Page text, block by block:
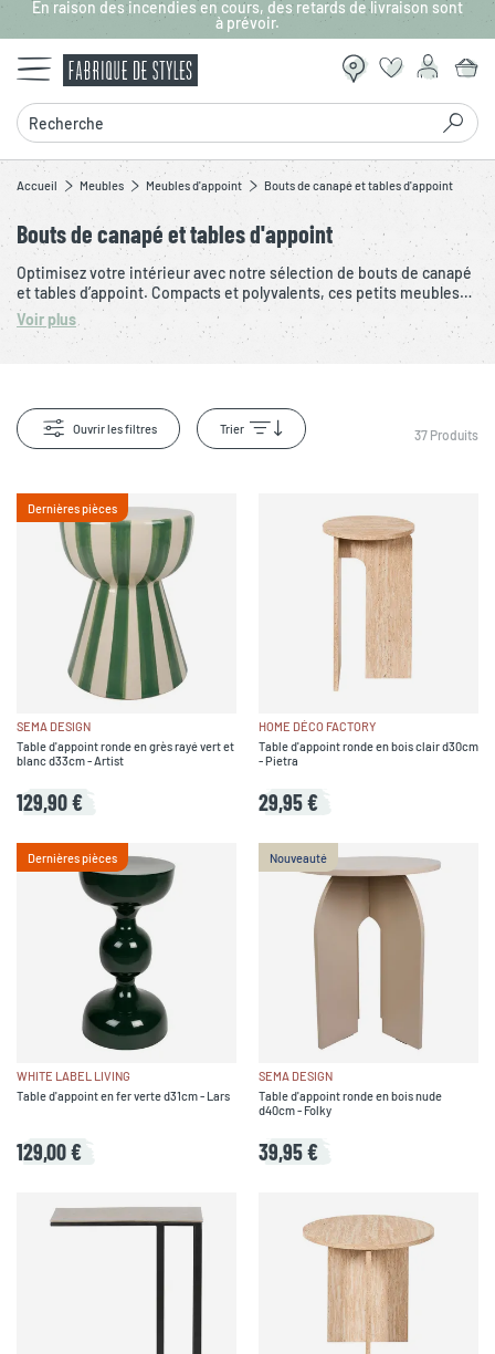
Aller au contenu principal
En raison des incendies en cours, des retards de livraison sont
à prévoir.
Recherche
Accueil Meubles Meubles d'appoint Bouts de canapé et tables d'appoint
Bouts de canapé et tables d'appoint
Optimisez votre intérieur avec notre sélection de bouts de canapé
et tables d’appoint. Compacts et polyvalents, ces petits meubles
trouvent leur place dans le salon, la chambre ou l’entrée. Idéals
pour poser une lampe, un livre ou des objets du quotidien, ils
allient praticité et gain de place. Découvrez des formats variés,
Voir plus
Ouvrir les filtres Trier 37 Produits
Dernières pièces
SEMA DESIGN
Table d'appoint ronde en grès rayé vert et
blanc d33cm - Artist
129,90 €
HOME DÉCO FACTORY
Table d'appoint ronde en bois clair d30cm
- Pietra
29,95 €
Dernières pièces
WHITE LABEL LIVING
Table d'appoint en fer verte d31cm - Lars
129,00 €
Nouveauté
SEMA DESIGN
Table d'appoint ronde en bois nude
d40cm - Folky
39,95 €